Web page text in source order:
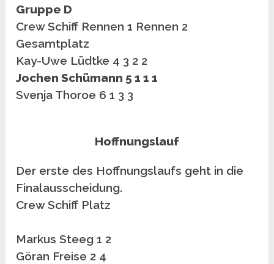
Gruppe D
Crew Schiff Rennen 1 Rennen 2
Gesamtplatz
Kay-Uwe Lüdtke 4 3 2 2
Jochen Schümann 5 1 1 1
Svenja Thoroe 6 1 3 3
Hoffnungslauf
Der erste des Hoffnungslaufs geht in die
Finalausscheidung.
Crew Schiff Platz
Markus Steeg 1 2
Göran Freise 2 4